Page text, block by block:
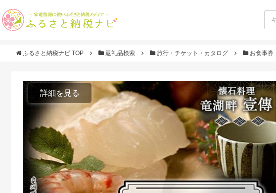
ふるさと納税ナビ TOP 返礼品検索 旅行・チケット・カタログ お食事券
詳細を見る